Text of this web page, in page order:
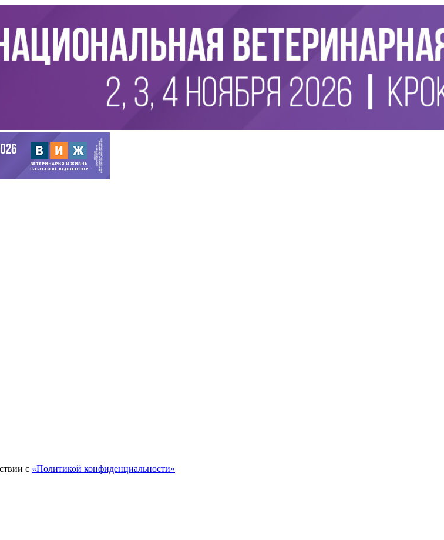
с «Политикой конфиденциальности»